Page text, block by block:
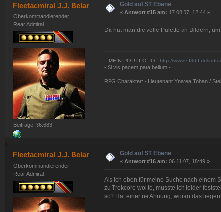
Fleetadmiral J.J. Belar
Oberkommandierender
Rear Admiral
Beiträge: 36.683
Gold auf ST Ebene
« Antwort #15 am: 17.08.07, 12:44 »
Da hat man die volle Palette an Bildern,
:: MEIN PORTFOLIO:: http://www.sf3dff.de/
- Si vis pacem para bellum -
RPG Charakter: - Lieutenant Ynarea Tohan /
Fleetadmiral J.J. Belar
Oberkommandierender
Rear Admiral
Gold auf ST Ebene
« Antwort #16 am: 06.11.07, 18:49 »
Als ich eben für meine Suche nach einem
zu Trekcore wollte, musste ich leider
so? Hat einer ne Ahnung, woran das